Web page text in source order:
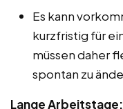
Es kann
kurzfristig für
müssen daher
spontan zu
Lange Arbeitstage: